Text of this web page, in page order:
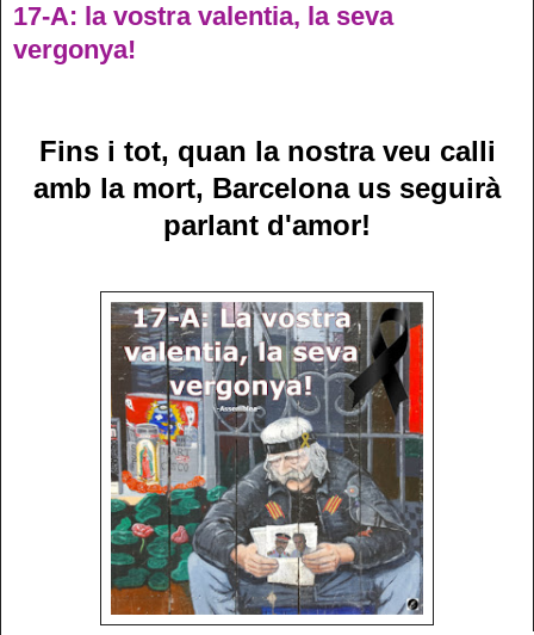
17-A: la vostra valentia, la seva
vergonya!
Fins i tot, quan la nostra veu calli
amb la mort, Barcelona us seguirà
parlant d'amor!